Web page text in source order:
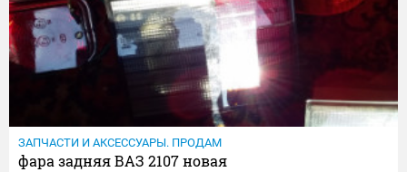
ЗАПЧАСТИ И АКСЕССУАРЫ. ПРОДАМ
фара задняя ВАЗ 2107 новая